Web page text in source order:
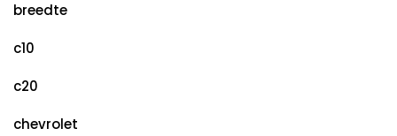
breedte
c10
c20
chevrolet